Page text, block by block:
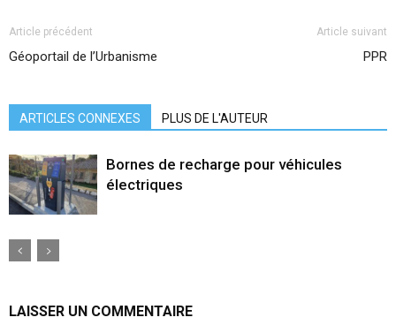
Article précédent
Géoportail de l’Urbanisme
Article suivant
PPR
ARTICLES CONNEXES PLUS DE L'AUTEUR
Bornes de recharge pour véhicules
électriques
LAISSER UN COMMENTAIRE